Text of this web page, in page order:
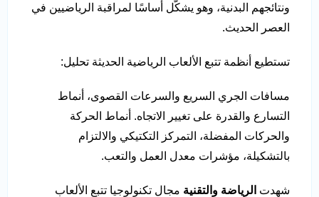
ونتائجهم البدنية، وهو يشكّل أساسًا لمراقبة الرياضيين في
العصر الحديث.
تستطيع أنظمة تتبع الألعاب الرياضية الحديثة تحليل:
مسافات الجري السريع والسرعات القصوى، أنماط
التسارع والقدرة على تغيير الاتجاه. أنماط الحركة
والحركات المفضلة، التمركز التكتيكي والالتزام
بالتشكيلة، مؤشرات معدل العمل والتعب.
شهدت الرياضة والتقنية مجال تكنولوجيا تتبع الألعاب